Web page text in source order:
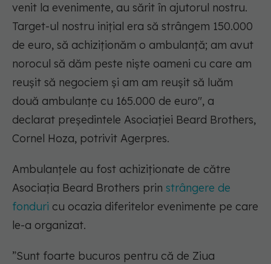
venit la evenimente, au sărit în ajutorul nostru.
Target-ul nostru iniţial era să strângem 150.000
de euro, să achiziţionăm o ambulanţă; am avut
norocul să dăm peste nişte oameni cu care am
reuşit să negociem şi am am reuşit să luăm
două ambulanţe cu 165.000 de euro", a
declarat preşedintele Asociaţiei Beard Brothers,
Cornel Hoza, potrivit Agerpres.
Ambulanţele au fost achiziţionate de către
Asociaţia Beard Brothers prin strângere de
fonduri cu ocazia diferitelor evenimente pe care
le-a organizat.
”Sunt foarte bucuros pentru că de Ziua